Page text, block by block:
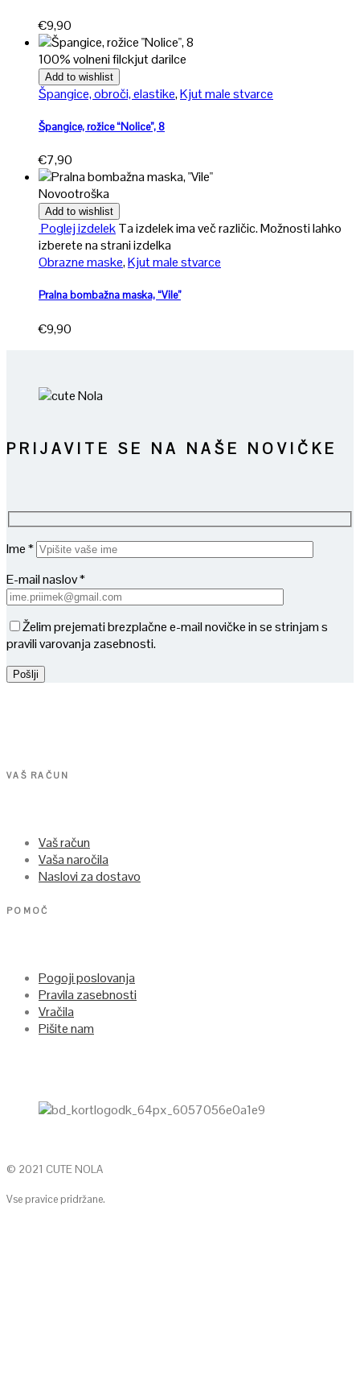
€9,90
100% volneni filckjut darilce
Add to wishlist
Špangice, obroči, elastike,Kjut male stvarce
Špangice, rožice “Nolice”, 8
€7,90
Novootroška
Add to wishlist
Poglej izdelekTa izdelek ima več različic. Možnosti lahko
izberete na strani izdelka
Obrazne maske,Kjut male stvarce
Pralna bombažna maska, “Vile”
€9,90
PRIJAVITE SE NA NAŠE NOVIČKE
Ime *
E-mail naslov *
Želim prejemati brezplačne e-mail novičke in se strinjam s
pravili varovanja zasebnosti.
VAŠ RAČUN
Vaš račun
Vaša naročila
Naslovi za dostavo
POMOČ
Pogoji poslovanja
Pravila zasebnosti
Vračila
Pišite nam
© 2021 CUTE NOLA
Vse pravice pridržane.